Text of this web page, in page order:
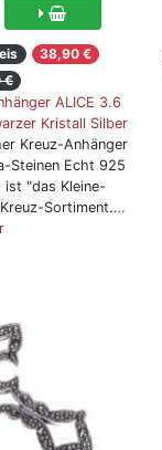
38,90 €
€
ALICE 3.6
Kristall Silber
Kreuz-Anhänger
Steinen Echt 925
ist "das Kleine-
Sortiment.…